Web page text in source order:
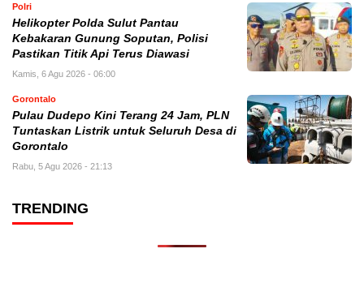
Polri
Helikopter Polda Sulut Pantau
Kebakaran Gunung Soputan, Polisi
Pastikan Titik Api Terus Diawasi
Kamis, 6 Agu 2026 - 06:00
Gorontalo
Pulau Dudepo Kini Terang 24 Jam, PLN
Tuntaskan Listrik untuk Seluruh Desa di
Gorontalo
Rabu, 5 Agu 2026 - 21:13
TRENDING